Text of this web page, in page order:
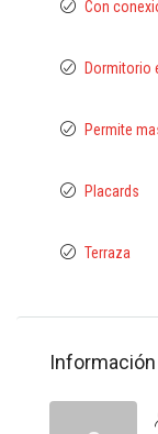
Con
Dormitorio
Permite
Placards
Terraza